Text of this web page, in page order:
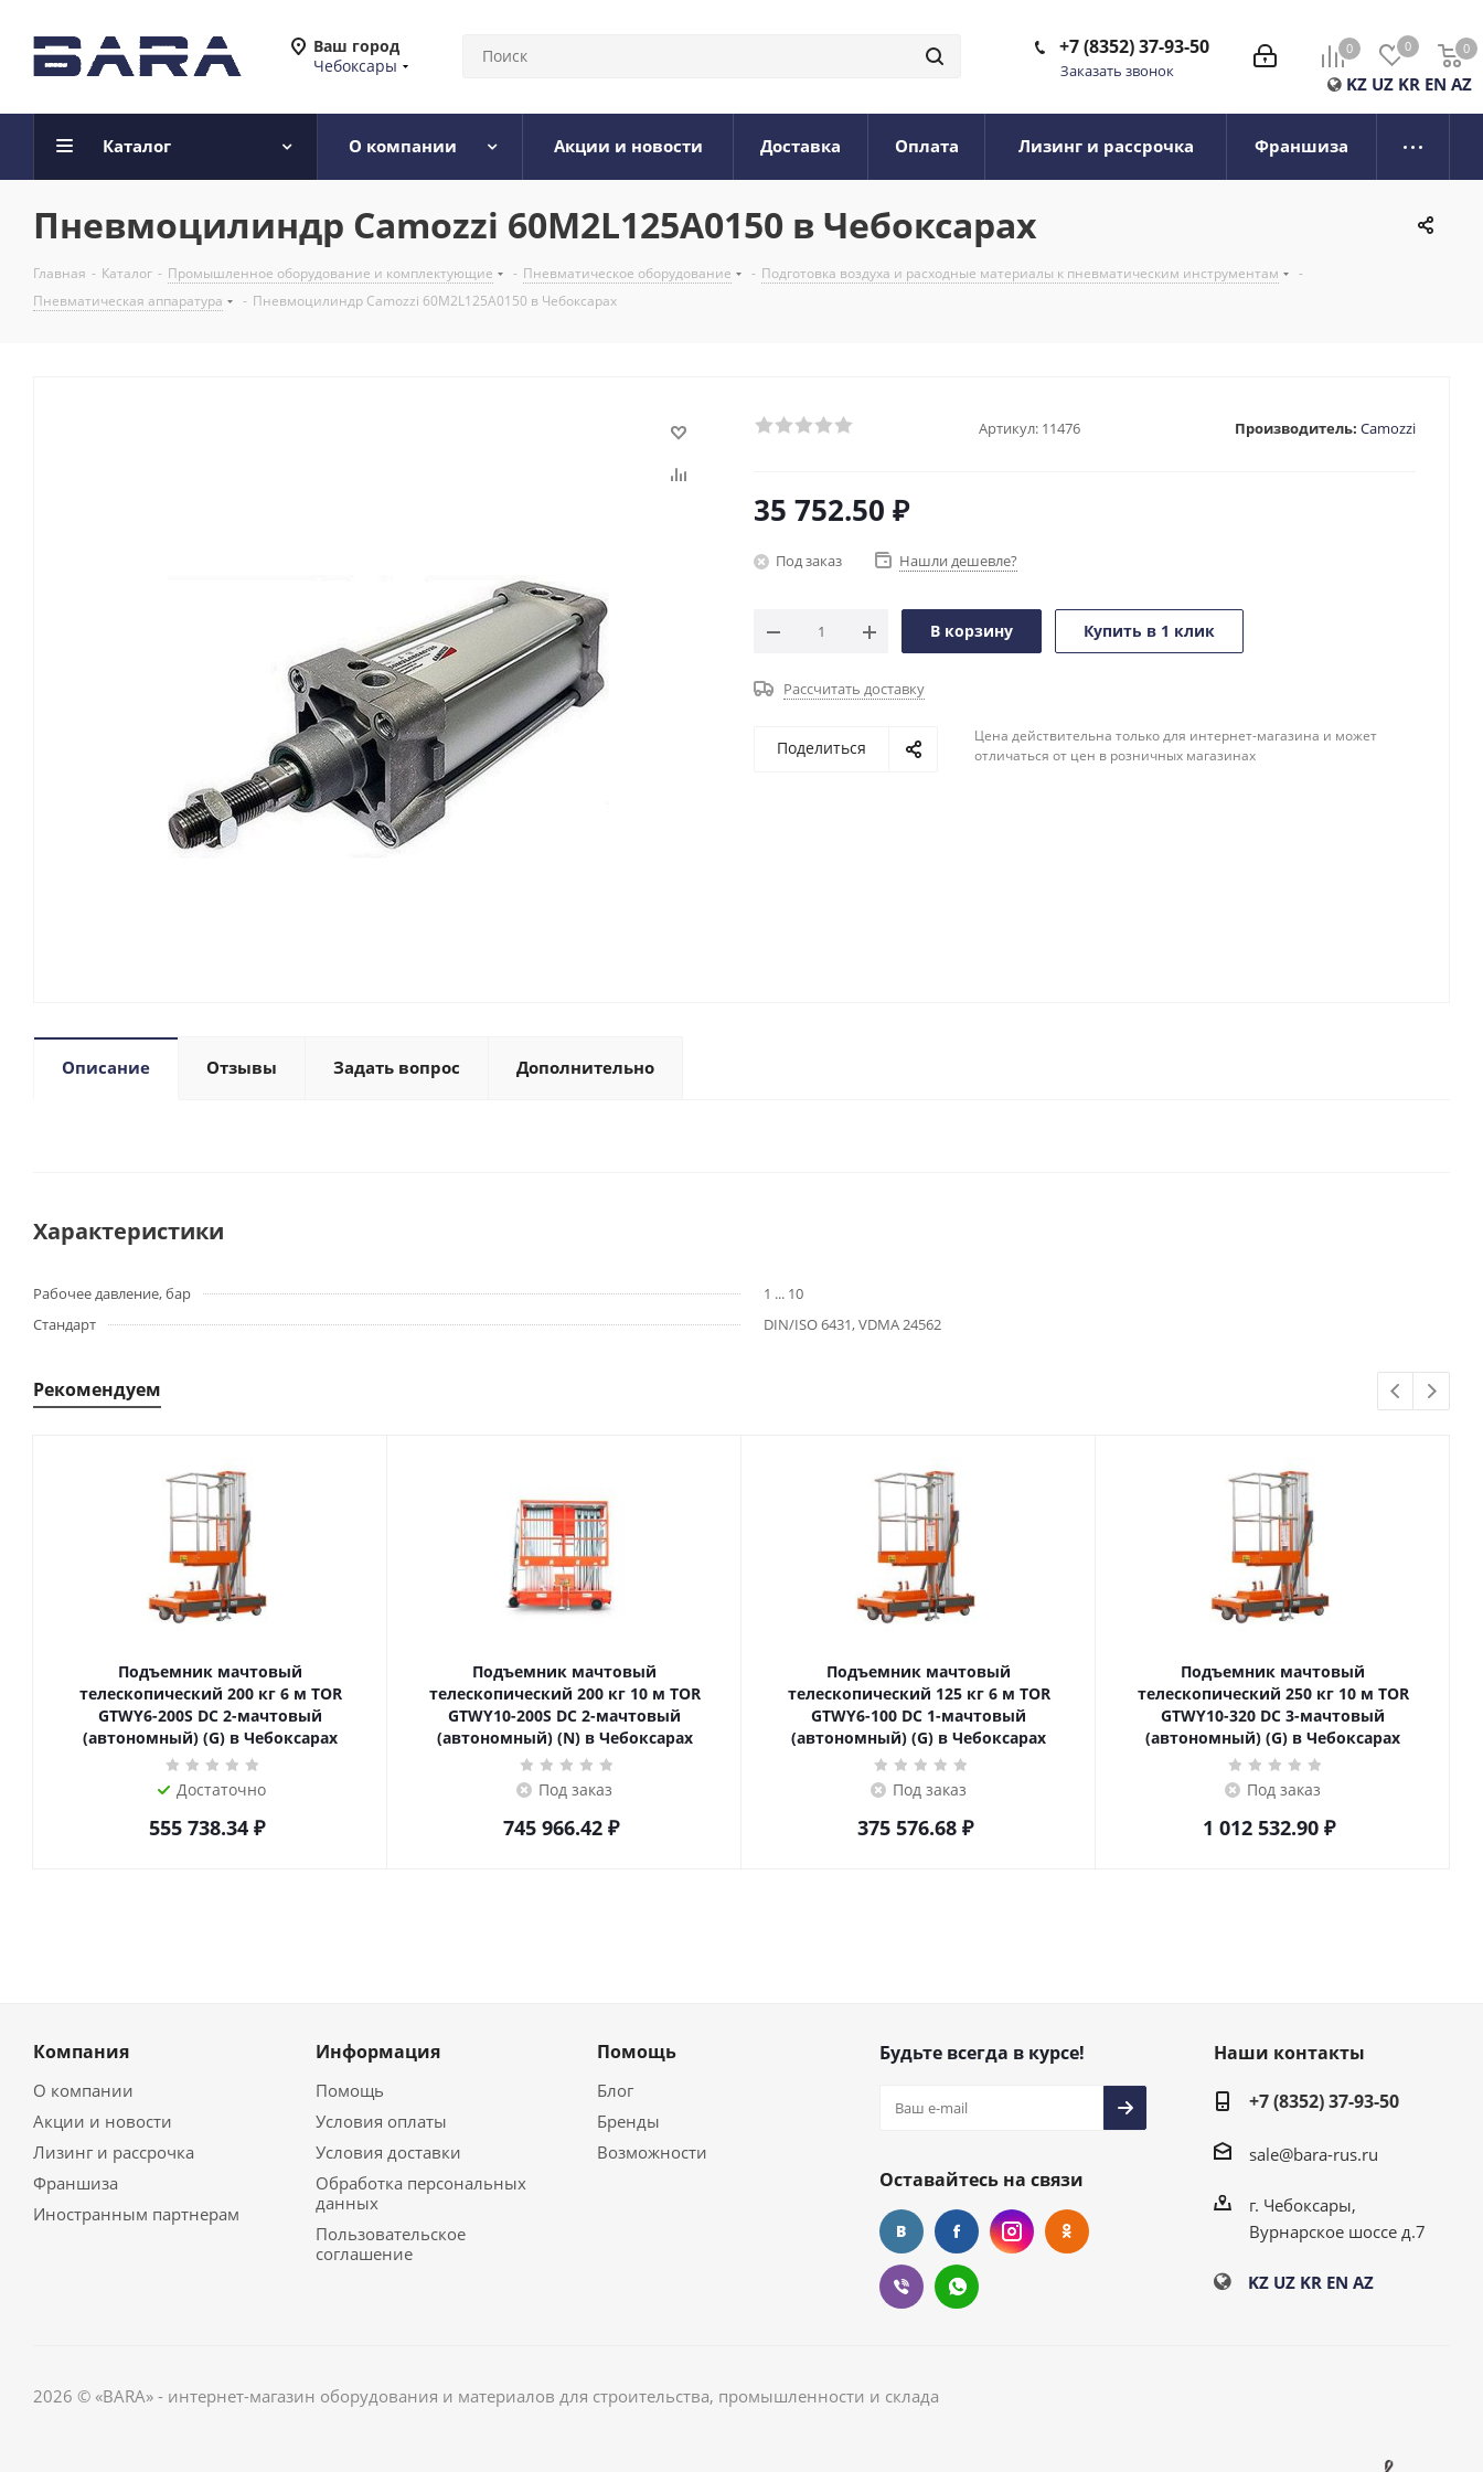
Ваш город
Чебоксары
0 0 0
0
KZ UZ KR EN AZ
+7 (8352) 37-93-50
Заказать звонок
Каталог О компании Акции и новости Доставка Оплата Лизинг и рассрочка Франшиза
Пневмоцилиндр Camozzi 60M2L125A0150 в Чебоксарах
Главная - Каталог - Промышленное оборудование и комплектующие - Пневматическое оборудование - Подготовка воздуха и расходные материалы к пневматическим инструментам
-
Пневматическая аппаратура
- Пневмоцилиндр Camozzi 60M2L125A0150 в Чебоксарах
Артикул: 11476 Производитель: Camozzi
35 752.50 ₽
Под заказ Нашли дешевле?
В корзину Купить в 1 клик
Рассчитать доставку
Поделиться
Цена действительна только для интернет-магазина и может
отличаться от цен в розничных магазинах
Описание Отзывы Задать вопрос Дополнительно
Характеристики
Рабочее давление, бар
1 ... 10
Стандарт
DIN/ISO 6431, VDMA 24562
Рекомендуем
Подъемник мачтовый
телескопический 200 кг 6 м TOR
GTWY6-200S DC 2-мачтовый
(автономный) (G) в Чебоксарах
Достаточно
555 738.34₽
Подъемник мачтовый
телескопический 200 кг 10 м TOR
GTWY10-200S DC 2-мачтовый
(автономный) (N) в Чебоксарах
Под заказ
745 966.42₽
Подъемник мачтовый
телескопический 125 кг 6 м TOR
GTWY6-100 DC 1-мачтовый
(автономный) (G) в Чебоксарах
Под заказ
375 576.68₽
Подъемник мачтовый
телескопический 250 кг 10 м TOR
GTWY10-320 DC 3-мачтовый
(автономный) (G) в Чебоксарах
Под заказ
1 012 532.90 ₽
Компания
О компании
Акции и новости
Лизинг и рассрочка
Франшиза
Иностранным партнерам
Информация
Помощь
Условия оплаты
Условия доставки
Обработка персональных
данных
Пользовательское
соглашение
Помощь
Блог
Бренды
Возможности
Будьте всегда в курсе!
Оставайтесь на связи
Наши контакты
+7 (8352) 37-93-50
sale@bara-rus.ru
г. Чебоксары,
Вурнарское шоссе д.7
KZ UZ KR EN AZ
2026 © «BARA» - интернет-магазин оборудования и материалов для строительства, промышленности и склада